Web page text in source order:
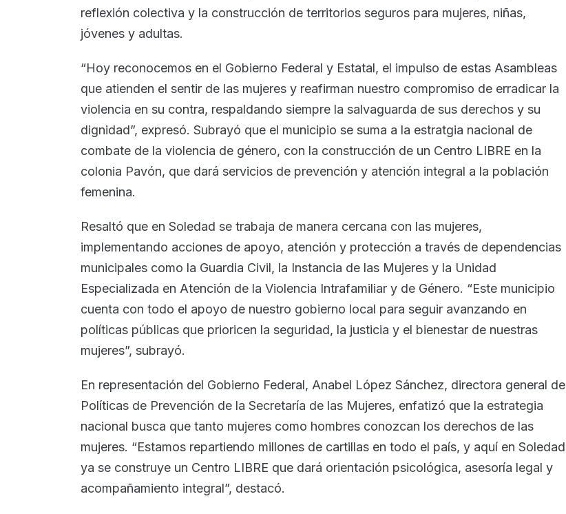
reflexión colectiva y la construcción de territorios seguros para mujeres, niñas,
jóvenes y adultas.
“Hoy reconocemos en el Gobierno Federal y Estatal, el impulso de estas Asambleas
que atienden el sentir de las mujeres y reafirman nuestro compromiso de erradicar la
violencia en su contra, respaldando siempre la salvaguarda de sus derechos y su
dignidad”, expresó. Subrayó que el municipio se suma a la estratgia nacional de
combate de la violencia de género, con la construcción de un Centro LIBRE en la
colonia Pavón, que dará servicios de prevención y atención integral a la población
femenina.
Resaltó que en Soledad se trabaja de manera cercana con las mujeres,
implementando acciones de apoyo, atención y protección a través de dependencias
municipales como la Guardia Civil, la Instancia de las Mujeres y la Unidad
Especializada en Atención de la Violencia Intrafamiliar y de Género. “Este municipio
cuenta con todo el apoyo de nuestro gobierno local para seguir avanzando en
políticas públicas que prioricen la seguridad, la justicia y el bienestar de nuestras
mujeres”, subrayó.
En representación del Gobierno Federal, Anabel López Sánchez, directora general de
Políticas de Prevención de la Secretaría de las Mujeres, enfatizó que la estrategia
nacional busca que tanto mujeres como hombres conozcan los derechos de las
mujeres. “Estamos repartiendo millones de cartillas en todo el país, y aquí en Soledad
ya se construye un Centro LIBRE que dará orientación psicológica, asesoría legal y
acompañamiento integral”, destacó.